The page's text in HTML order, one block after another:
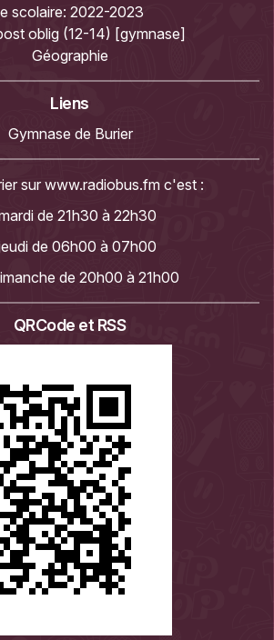
scolaire: 2022-2023
oblig (12-14) [gymnase]
Géographie
Liens
Gymnase de Burier
sur www.radiobus.fm c'est :
de 21h30 à 22h30
de 06h00 à 07h00
de 20h00 à 21h00
QRCode et RSS